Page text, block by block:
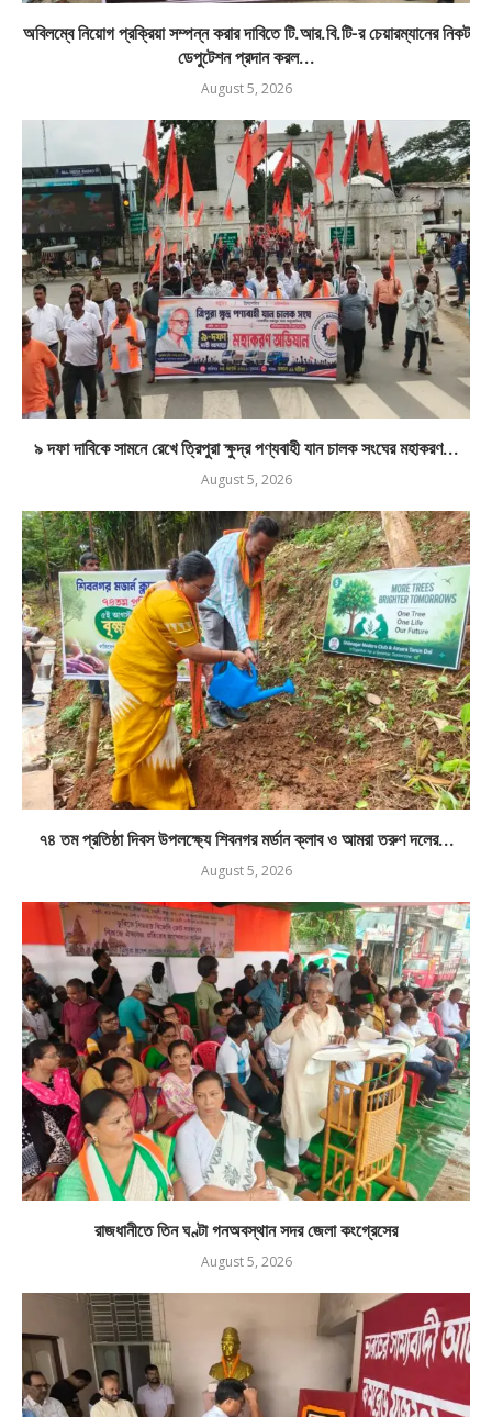
অবিলম্বে নিয়োগ প্রক্রিয়া সম্পন্ন করার দাবিতে টি.আর.বি.টি-র চেয়ারম্যানের নিকট
ডেপুটেশন প্রদান করল...
August 5, 2026
৯ দফা দাবিকে সামনে রেখে ত্রিপুরা ক্ষুদ্র পণ্যবাহী যান চালক সংঘের মহাকরণ...
August 5, 2026
৭৪ তম প্রতিষ্ঠা দিবস উপলক্ষ্যে শিবনগর মর্ডান ক্লাব ও আমরা তরুণ দলের...
August 5, 2026
রাজধানীতে তিন ঘণ্টা গনঅবস্থান সদর জেলা কংগ্রেসের
August 5, 2026